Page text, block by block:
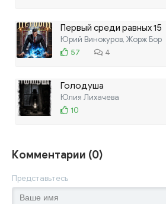
Первый среди равных 15
Юрий Винокуров, Жорж Бор
57
4
Голодуша
Юлия Лихачева
10
Комментарии (0)
Представьтесь